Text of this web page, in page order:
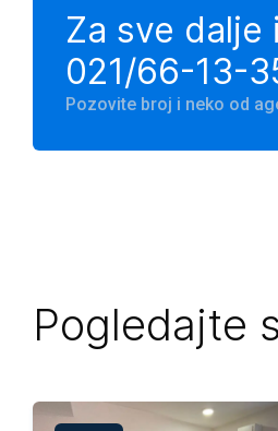
Za sve
021/66-13-
Pozovite broj i neko od
Pogledajte